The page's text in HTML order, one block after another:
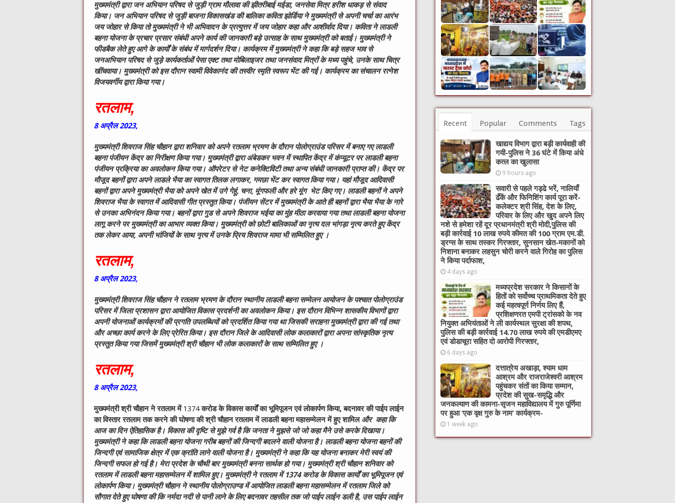
मुख्यमंत्री द्वारा जन अभियान परिषद से जुड़ी ग्राम मौलावा की झीतरीबाई मईडा, जनसेवा मित्र हरीश धाकड़ से संवाद
किया। जन अभियान परिषद से जुड़ी बाजना विकासखंड की बालिका कविता झोर्डिया ने मुख्यमंत्री से अपनी चर्चा का आरंभ
जय जोहार से किया तो मुख्यमंत्री ने भी अभिवादन के प्रत्युत्तर में जय जोहार कहा और आशीर्वाद दिया। कविता ने लाडली
बहना योजना के प्रचार प्रसार संबंधी अपने कार्य की जानकारी बड़े उत्साह के साथ मुख्यमंत्री को बताई। मुख्यमंत्री ने
फीडबैक लेते हुए आगे के कार्यों के संबंध में मार्गदर्शन दिया। कार्यक्रम में मुख्यमंत्री ने कहा कि बड़े सहज भाव से
जनअभियान परिषद से जुड़े कार्यकर्ताओं पेसा एक्ट तथा मोबिलाइजर तथा जनसंवाद मित्रों के मध्य पहुंचे, उनके साथ चित्र
खींचवाया। मुख्यमंत्री को इस दौरान स्वामी विवेकानंद की तस्वीर स्मृति स्वरूप भेंट की गई। कार्यक्रम का संचालन रत्नेश
विजयवर्गीय द्वारा किया गया।
रतलाम,
8अप्रैल2023,
मुख्यमंत्री शिवराज सिंह चौहान द्वारा शनिवार को अपने रतलाम भ्रमण के दौरान पोलोग्राउंड परिसर में बनाए गए लाडली
बहना पंजीयन केंद्र का निरीक्षण किया गया। मुख्यमंत्री द्वारा अंबेडकर भवन में स्थापित केंद्र में कंप्यूटर पर लाडली बहना
पंजीयन प्रक्रिया का अवलोकन किया गया। ऑपरेटर से नेट कनेक्टिविटी तथा अन्य संबंधी जानकारी प्राप्त की। केंद्र पर
मौजूद बहनों द्वारा अपने लाडले भैया का स्वागत तिलक लगाकर, गमछा भेंट कर स्वागत किया गया। यहां मौजूद आदिवासी
बहनों द्वारा अपने मुख्यमंत्री भैया को अपने खेत में उगे गेहूं, चना, मूंगफली और हरे मूंग भेट किए गए। लाडली बहनों ने अपने
शिवराज भैया के स्वागत में आदिवासी गीत प्रस्तुत किया। पंजीयन सेंटर में मुख्यमंत्री के आते ही बहनों द्वारा भैया भैया के नारे
से उनका अभिनंदन किया गया। बहनों द्वारा गुड से अपने शिवराज भईया का मुंह मीठा करवाया गया तथा लाडली बहना योजना
लागू करने पर मुख्यमंत्री का आभार व्यक्त किया। मुख्यमंत्री को छोटी बालिकाओं का नृत्य दल भांगड़ा नृत्य करते हुए केंद्र
तक लेकर आया, अपनी भांजियों के साथ नृत्य में उनके प्रिय शिवराज मामा भी सम्मिलित हुए ।
रतलाम,
8अप्रैल2023,
मुख्यमंत्री शिवराज सिंह चौहान ने रतलाम भ्रमण के दौरान स्थानीय लाडली बहना सम्मेलन आयोजन के पश्चात पोलोग्राउंड
परिसर में जिला प्रशासन द्वारा आयोजित विकास प्रदर्शनी का अवलोकन किया। इस दौरान विभिन्न शासकीय विभागों द्वारा
अपनी योजनाओं कार्यक्रमों की प्रगति उपलब्धियों को प्रदर्शित किया गया था जिसकी सराहना मुख्यमंत्री द्वारा की गई तथा
और अच्छा कार्य करने के लिए प्रेरित किया। इस दौरान जिले के आदिवासी लोक कलाकारों द्वारा अपना सांस्कृतिक नृत्य
प्रस्तुत किया गया जिसमें मुख्यमंत्री श्री चौहान भी लोक कलाकारों के साथ सम्मिलित हुए ।
रतलाम,
8अप्रैल2023,
मुख्यमंत्री श्री चौहान ने रतलाम में 1374करोड के विकास कार्यों का भूमिपूजन एवं लोकार्पण किया,बदनावर की पाईप लाईन
का विस्तार रतलाम तक करने की घोषणा कीश्री चौहान रतलाम में लाडली बहना महासम्मेलन में हुए शामिल और कहा कि
आज का दिन ऐतिहासिक है। विकास की दृष्टि से मुझे गर्व है कि जनता ने मुझसे जो जो कहा मैने उसे करके दिखाया।
मुख्यमंत्री ने कहा कि लाडली बहना योजना गरीब बहनों की जिन्दगी बदलने वाली योजना है। लाडली बहना योजना बहनों की
जिन्दगी एवं सामाजिक क्षेत्र में एक क्रांति लाने वाली योजना है। मुख्यमंत्री ने कहा कि यह योजना बनाकर मेरी स्वयं की
जिन्दगी सफल हो गई है। मेरा प्रदेश के चौथी बार मुख्यमंत्री बनना सार्थक हो गया। मुख्यमंत्री श्री चौहान शनिवार को
रतलाम में लाडली बहना महासम्मेलन में शामिल हुए। मुख्यमंत्री ने रतलाम में 1374 करोड के विकास कार्यों का भूमिपूजन एवं
लोकार्पण किया। मुख्यमंत्री चौहान ने स्थानीय पोलोग्राउण्ड में आयोजित लाडली बहना महासम्मेलन में रतलाम जिले को
सौगात देते हुए घोषणा की कि नर्मदा नदी से पानी लाने के लिए बदनावर तहसील तक जो पाईप लाईन डली है, उस पाईप लाईन
Recent Popular Comments Tags
खाद्यय विभाग द्वारा बड़ी कार्यवाही की
गयी-पुलिस ने 36 घंटे में किया अंधे
कत्ल का खुलासा
9 hours ago
सवारी से पहले गड्ढे भरें, नालियाँ
ढँकें और फिनिशिंग कार्य पूरा करें-
कलेक्टर श्री सिंह, देश के लिए,
परिवार के लिए और खुद अपने लिए
नशे से हमेशा रहें दूर प्रधानमंत्री श्री मोदी,पुलिस की
बड़ी कार्रवाई 10 लाख रुपये कीमत की 100 ग्राम एम.डी.
ड्रग्स के साथ तस्कर गिरफ्तार, सुनसान खेत-मकानों को
निशाना बनाकर लहसुन चोरी करने वाले गिरोह का पुलिस
ने किया पर्दाफाश,
4 days ago
मध्यप्रदेश सरकार ने किसानों के
हितों को सर्वोच्च प्राथमिकता देते हुए
कई महत्वपूर्ण निर्णय लिए हैं,
प्रशिक्षणरत एमपी ट्रांसको के नव
नियुक्त अभियंताओं ने ली कार्यस्थल सुरक्षा की शपथ,
पुलिस की बड़ी कार्रवाई 14.70 लाख रुपये की एमडीएमए
एवं डोडाचूरा सहित दो आरोपी गिरफ्तार,
6 days ago
दत्तात्रेय अखाड़ा, श्याम धाम
आश्रम और राजराजेश्वरी आश्रम
पहुंचकर संतों का किया सम्मान,
प्रदेश की सुख-समृद्धि और
जनकल्याण की कामना-सृजन महाविद्यालय में गुरु पूर्णिमा
पर हुआ ‘एक वृक्ष गुरु के नाम’ कार्यक्रम-
1 week ago